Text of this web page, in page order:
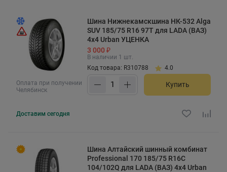
Оплата при получении
Челябинск
Шина Нижнекамскшина НК-532 Alga
SUV 185/75 R16 97T для LADA (ВАЗ)
4x4 Urban УЦЕНКА
3 000 ₽
В наличии 1 шт.
Код товара: R310788
4.0
Купить
Доставим сегодня
Шина Алтайский шинный комбинат
Professional 170 185/75 R16C
104/102Q для LADA (ВАЗ) 4x4 Urban